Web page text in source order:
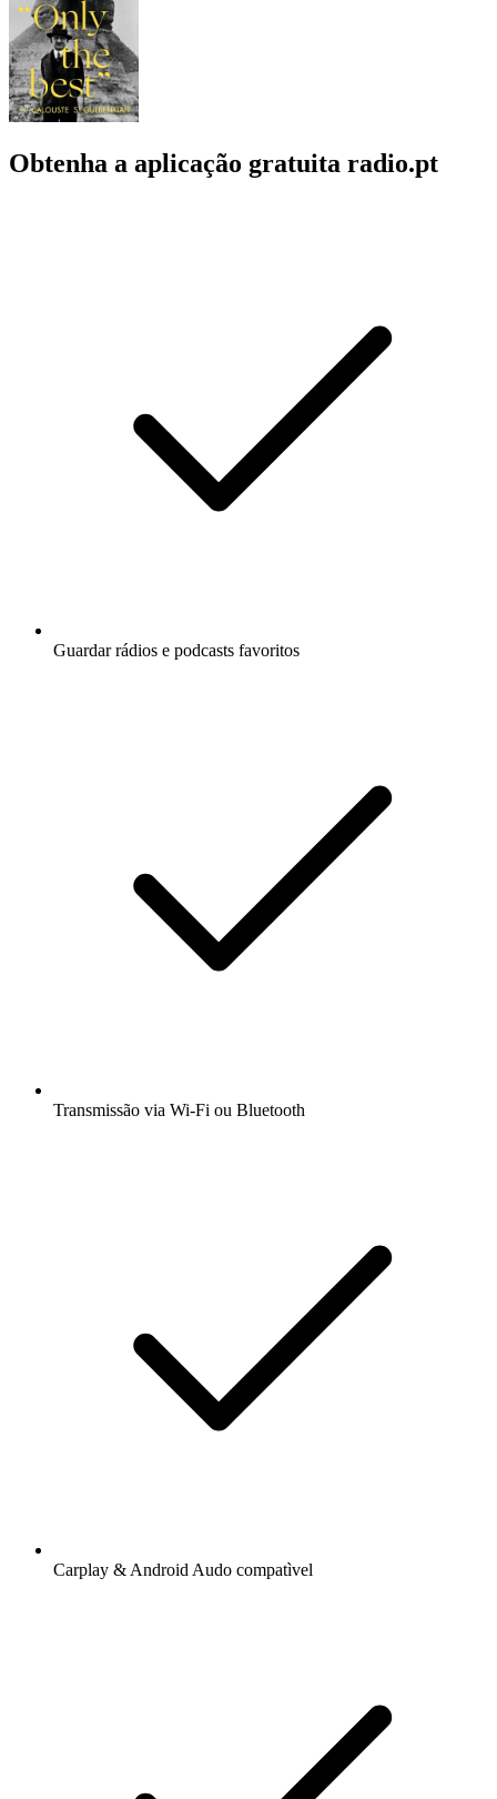
Obtenha a aplicação gratuita radio.pt
Guardar rádios e podcasts favoritos
Transmissão via Wi-Fi ou Bluetooth
Carplay & Android Audo compatìvel